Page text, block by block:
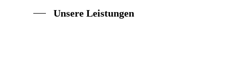
Unsere Leistungen